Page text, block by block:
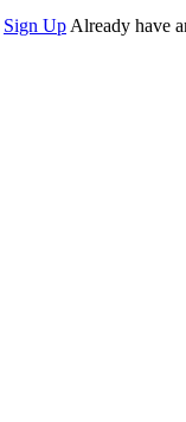
Sign Up Already have